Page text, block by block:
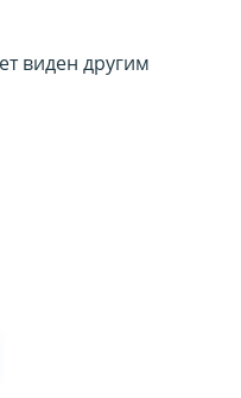
виден другим